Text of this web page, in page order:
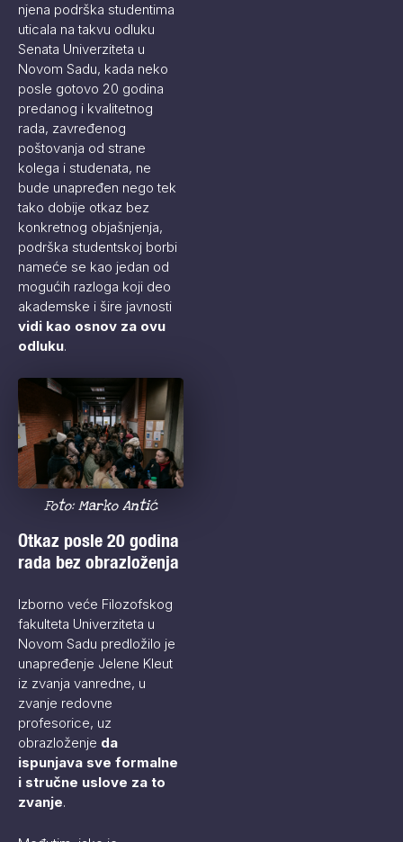
njena podrška studentima
uticala na takvu odluku
Senata Univerziteta u
Novom Sadu, kada neko
posle gotovo 20 godina
predanog i kvalitetnog
rada, zavređenog
poštovanja od strane
kolega i studenata, ne
bude unapređen nego tek
tako dobije otkaz bez
konkretnog objašnjenja,
podrška studentskoj borbi
nameće se kao jedan od
mogućih razloga koji deo
akademske i šire javnosti
vidi kao osnov za ovu
odluku.
Foto: Marko Antić
Otkaz posle 20 godina
rada bez obrazloženja
Izborno veće Filozofskog
fakulteta Univerziteta u
Novom Sadu predložilo je
unapređenje Jelene Kleut
iz zvanja vanredne, u
zvanje redovne
profesorice, uz
obrazloženje da
ispunjava sve formalne
i stručne uslove za to
zvanje.